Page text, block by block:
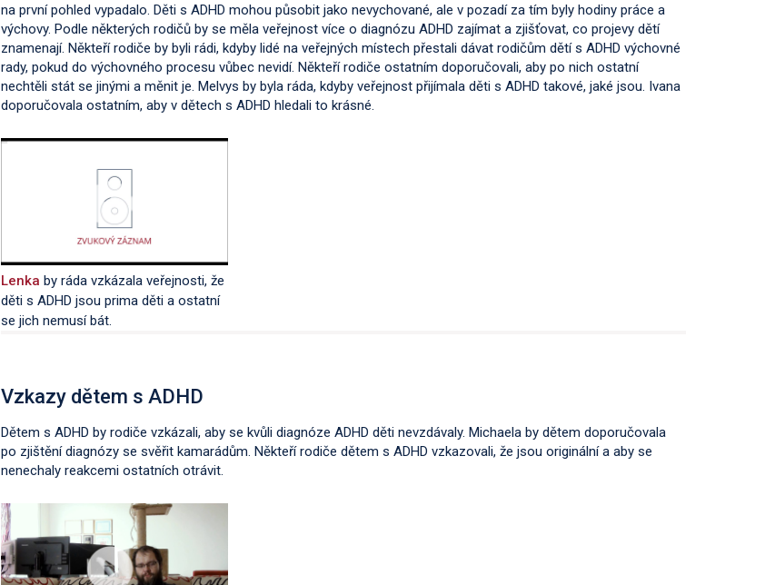
na první pohled vypadalo. Děti s ADHD mohou působit jako nevychované, ale v pozadí za tím byly hodiny práce a
výchovy. Podle některých rodičů by se měla veřejnost více o diagnózu ADHD zajímat a zjišťovat, co projevy dětí
znamenají. Někteří rodiče by byli rádi, kdyby lidé na veřejných místech přestali dávat rodičům dětí s ADHD výchovné
rady, pokud do výchovného procesu vůbec nevidí. Někteří rodiče ostatním doporučovali, aby po nich ostatní
nechtěli stát se jinými a měnit je. Melvys by byla ráda, kdyby veřejnost přijímala děti s ADHD takové, jaké jsou. Ivana
doporučovala ostatním, aby v dětech s ADHD hledali to krásné.
Lenka by ráda vzkázala veřejnosti, že
děti s ADHD jsou prima děti a ostatní
se jich nemusí bát.
Vzkazy dětem s ADHD
Dětem s ADHD by rodiče vzkázali, aby se kvůli diagnóze ADHD děti nevzdávaly. Michaela by dětem doporučovala
po zjištění diagnózy se svěřit kamarádům. Někteří rodiče dětem s ADHD vzkazovali, že jsou originální a aby se
nenechaly reakcemi ostatních otrávit.